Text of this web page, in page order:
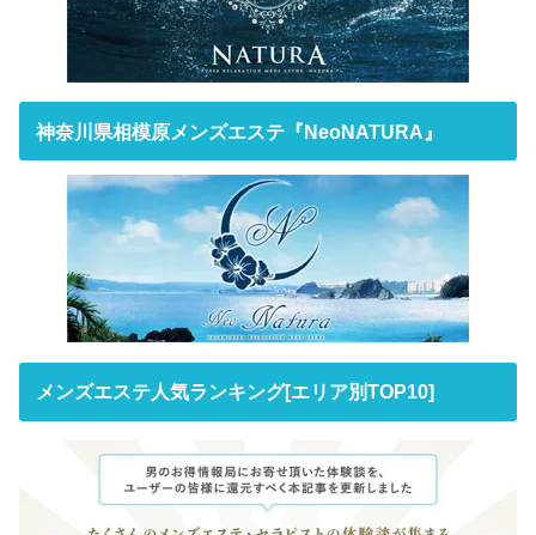
神奈川県相模原メンズエステ『NeoNATURA』
メンズエステ人気ランキング[エリア別TOP10]